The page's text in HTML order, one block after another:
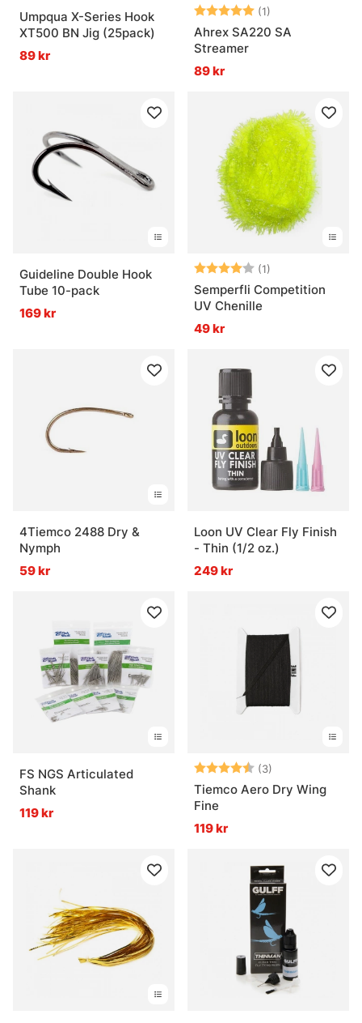
Vad är flugbindning?
Vad är flugbindningsmaterial?
Vad behöver man för att börja binda flugor?
Umpqua X-Series Hook
XT500 BN Jig (25pack)
89 kr
Betyg: (1)
Ahrex SA220 SA
Streamer
89 kr
Guideline Double Hook
Tube 10-pack
169 kr
Betyg: (1)
Semperfli Competition
UV Chenille
49 kr
4Tiemco 2488 Dry &
Nymph
59 kr
Loon UV Clear Fly Finish
- Thin (1/2 oz.)
249 kr
FS NGS Articulated
Shank
119 kr
Betyg: (3)
Tiemco Aero Dry Wing
Fine
119 kr